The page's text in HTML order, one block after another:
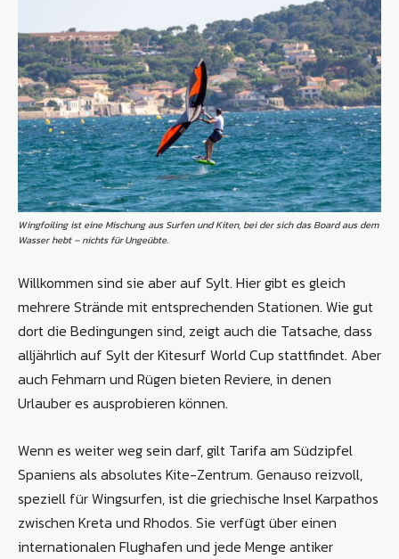
Wingfoiling ist eine Mischung aus Surfen und Kiten, bei der sich das Board aus dem
Wasser hebt – nichts für Ungeübte.
Willkommen sind sie aber auf Sylt. Hier gibt es gleich
mehrere Strände mit entsprechenden Stationen. Wie gut
dort die Bedingungen sind, zeigt auch die Tatsache, dass
alljährlich auf Sylt der Kitesurf World Cup stattfindet. Aber
auch Fehmarn und Rügen bieten Reviere, in denen
Urlauber es ausprobieren können.
Wenn es weiter weg sein darf, gilt Tarifa am Südzipfel
Spaniens als absolutes Kite-Zentrum. Genauso reizvoll,
speziell für Wing­surfen, ist die griechische Insel Karpathos
zwischen Kreta und Rhodos. Sie verfügt über einen
internationalen Flughafen und jede Menge antiker